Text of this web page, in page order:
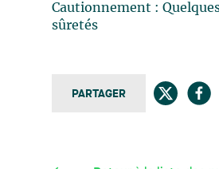
Cautionnement :
sûretés
PARTAGER